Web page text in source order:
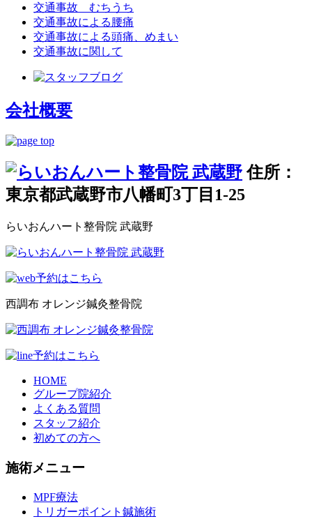
交通事故 むちうち
交通事故による腰痛
交通事故による頭痛、めまい
交通事故に関して
会社概要
住所：
東京都武蔵野市八幡町3丁目1-25
らいおんハート整骨院 武蔵野
西調布 オレンジ鍼灸整骨院
HOME
グループ院紹介
よくある質問
スタッフ紹介
初めての方へ
施術メニュー
MPF療法
トリガーポイント鍼施術